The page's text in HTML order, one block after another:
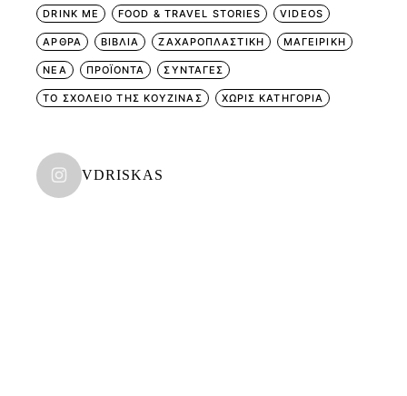
DRINK ME FOOD & TRAVEL STORIES VIDEOS
ΑΡΘΡΑ ΒΙΒΛΙΑ ΖΑΧΑΡΟΠΛΑΣΤΙΚΗ ΜΑΓΕΙΡΙΚΗ
ΝΕΑ ΠΡΟΪΟΝΤΑ ΣΥΝΤΑΓΕΣ
ΤΟ ΣΧΟΛΕΙΟ ΤΗΣ ΚΟΥΖΙΝΑΣ ΧΩΡΊΣ ΚΑΤΗΓΟΡΊΑ
VDRISKAS